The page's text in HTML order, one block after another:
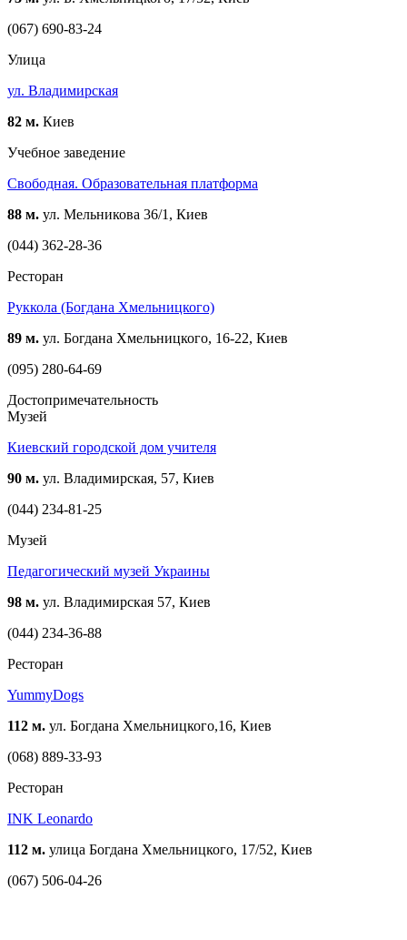
(067) 690-83-24
Улица
ул. Владимирская
82 м. Киев
Учебное заведение
Свободная. Образовательная платформа
88 м. ул. Мельникова 36/1, Киев
(044) 362-28-36
Ресторан
Руккола (Богдана Хмельницкого)
89 м. ул. Богдана Хмельницкого, 16-22, Киев
(095) 280-64-69
Достопримечательность
Музей
Киевский городской дом учителя
90 м. ул. Владимирская, 57, Киев
(044) 234-81-25
Музей
Педагогический музей Украины
98 м. ул. Владимирская 57, Киев
(044) 234-36-88
Ресторан
YummyDogs
112 м. ул. Богдана Хмельницкого,16, Киев
(068) 889-33-93
Ресторан
INK Leonardo
112 м. улица Богдана Хмельницкого, 17/52, Киев
(067) 506-04-26